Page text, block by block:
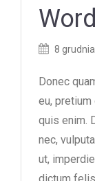
Posted
8
Donec
eu,
quis enim.
nec,
ut,